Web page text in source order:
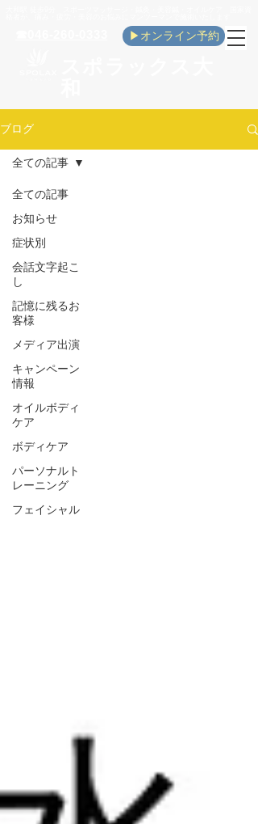
▶オンライン予約
ブログ
全ての記事
お知らせ
症状別
会話文字起こ
し
記憶に残るお
客様
メディア出演
キャンペーン
情報
オイルボディ
ケア
ボディケア
パーソナルト
レーニング
フェイシャル
全ての記事